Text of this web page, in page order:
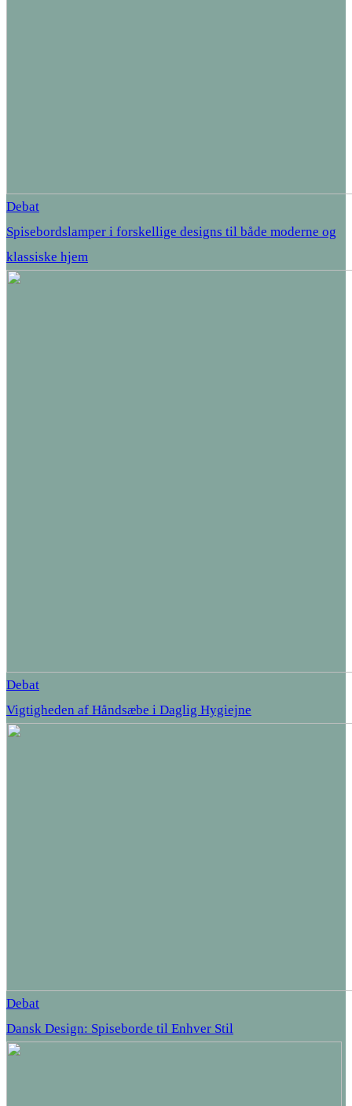
Debat
Spisebordslamper i forskellige designs til både moderne og
klassiske hjem
Debat
Vigtigheden af Håndsæbe i Daglig Hygiejne
Debat
Dansk Design: Spiseborde til Enhver Stil